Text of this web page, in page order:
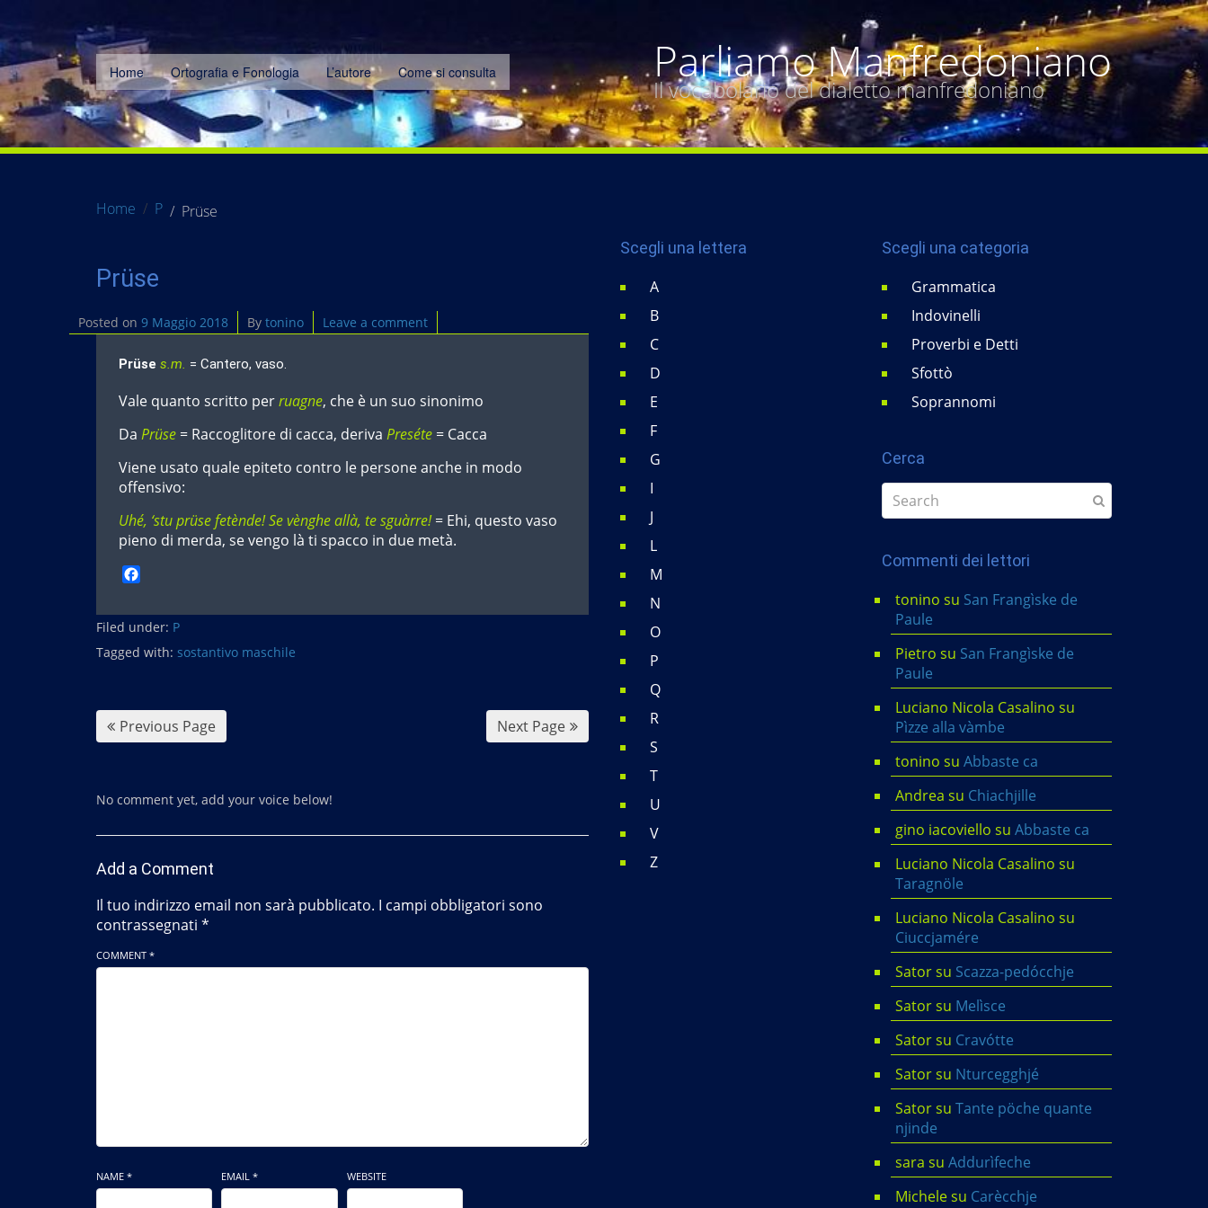
Parliamo Manfredoniano
Il vocabolario del dialetto manfredoniano
Home Ortografia e Fonologia L’autore Come si consulta
Home P Prüse
Prüse
Posted on 9 Maggio 2018 By tonino Leave a comment
Prüse s.m. = Cantero, vaso.
Vale quanto scritto perruagne, che è un suo sinonimo
Da Prüse = Raccoglitore di cacca, deriva Preséte = Cacca
Viene usato quale epiteto contro le persone anche in modo
offensivo:
Uhé, ‘stu prüse fetènde! Se vènghe allà, te sguàrre!= Ehi, questo vaso
pieno di merda, se vengo là ti spacco in due metà.
c
e
b
Filed under: P
Tagged with: sostantivo maschile
Previous Page Next Page
No comment yet, add your voice below!
Add a Comment
Il tuo indirizzo email non sarà pubblicato. I campi obbligatori sono
contrassegnati *
COMMENT *
NAME * EMAIL * WEBSITE
Scegli una lettera
A
B
C
D
E
F
G
I
J
L
M
N
O
P
Q
R
S
T
U
V
Z
Scegli una categoria
Grammatica
Indovinelli
Proverbi e Detti
Sfottò
Soprannomi
Cerca
Commenti dei lettori
tonino su San Frangìske de
Paule
Pietro su San Frangìske de
Paule
Luciano Nicola Casalino su
Pìzze alla vàmbe
tonino su Abbaste ca
Andrea su Chiachjille
gino iacoviello su Abbaste ca
Luciano Nicola Casalino su
Taragnöle
Luciano Nicola Casalino su
Ciuccjamére
Satorsu Scazza-pedócchje
Satorsu Melìsce
Satorsu Cravótte
Satorsu Nturcegghjé
Satorsu Tante pöche quante
njinde
sara su Addurìfeche
Michelesu Carècchje